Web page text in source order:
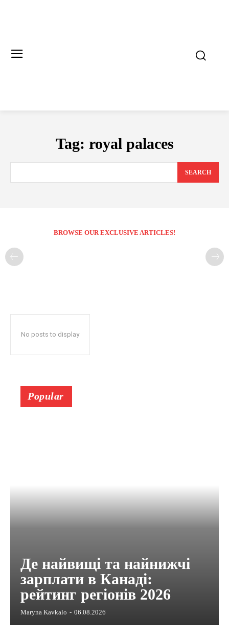
Tag: royal palaces
SEARCH
BROWSE OUR EXCLUSIVE ARTICLES!
No posts to display
Popular
Де найвищі та найнижчі
зарплати в Канаді:
рейтинг регіонів 2026
Maryna Kavkalo - 06.08.2026